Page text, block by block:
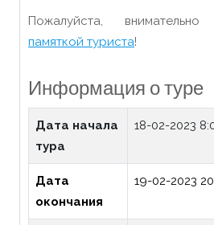
Пожалуйста,
памяткой туриста!
Информация о туре
Дата начала
тура
18-02-2023
Дата
окончания
19-02-2023